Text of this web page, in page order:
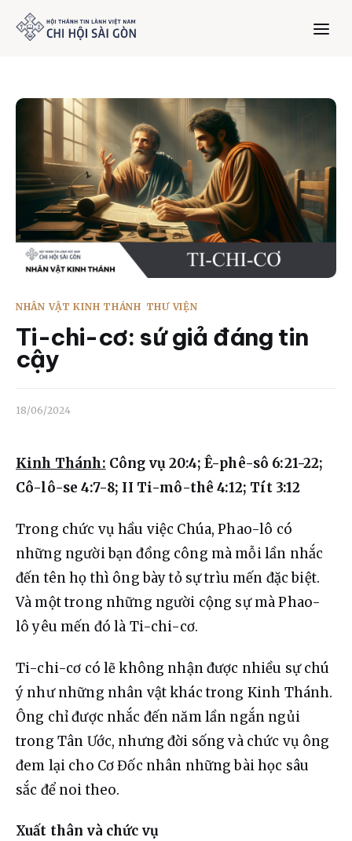
Trang chủ
Giới thiệu
Dưỡng Linh
Thư viện
Bản tin
Mục vụ
NHÂN VẬT KINH THÁNH THƯ VIỆN
Ti-chi-cơ: sứ giả đáng tin
cậy
18/06/2024
Kinh Thánh: Công vụ 20:4; Ê-phê-sô 6:21-22;
Cô-lô-se 4:7-8; II Ti-mô-thê 4:12; Tít 3:12
Trong chức vụ hầu việc Chúa, Phao-lô có
những người bạn đồng công mà mỗi lần nhắc
đến tên họ thì ông bày tỏ sự trìu mến đặc biệt.
Và một trong những người cộng sự mà Phao-
lô yêu mến đó là Ti-chi-cơ.
Ti-chi-cơ có lẽ không nhận được nhiều sự chú
ý như những nhân vật khác trong Kinh Thánh.
Ông chỉ được nhắc đến năm lần ngắn ngủi
trong Tân Ước, nhưng đời sống và chức vụ ông
đem lại cho Cơ Đốc nhân những bài học sâu
sắc để noi theo.
Xuất thân và chức vụ